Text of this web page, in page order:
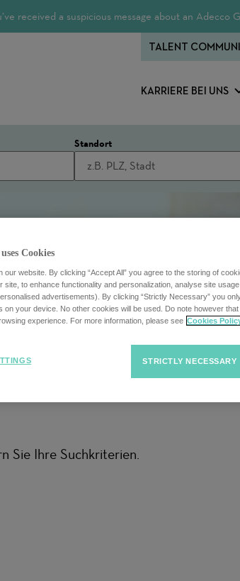
received a suspicious message about an
KARRIERE BEI UNS
TALENT
Standort
Sie Ihre Suchkriterien.
Cookies
our website. By clicking “Accept All” you agree to the storing of
site, to enhance functionality and personalization, analyse site
advertisements). By clicking “Strictly Necessary” you
on your device. No other cookies will be used. Do note however
experience. For more information, please see Cookies
STRICTLY NECESSARY